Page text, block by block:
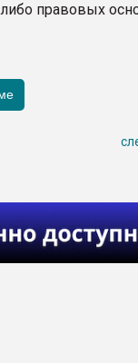
правовых